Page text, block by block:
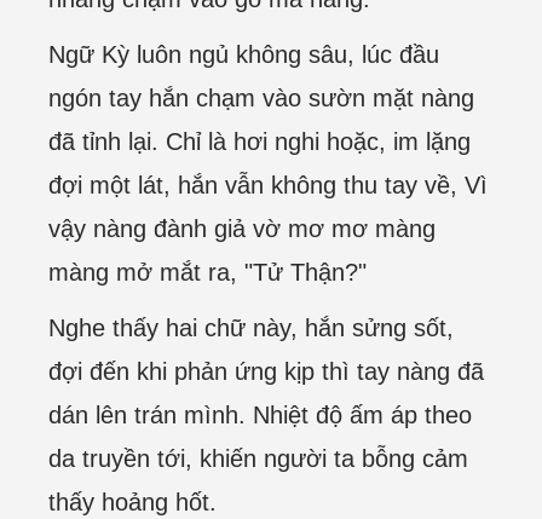
Ngữ Kỳ luôn ngủ không sâu, lúc đầu
ngón tay hắn chạm vào sườn mặt nàng
đã tỉnh lại. Chỉ là hơi nghi hoặc, im lặng
đợi một lát, hắn vẫn không thu tay về, Vì
vậy nàng đành giả vờ mơ mơ màng
màng mở mắt ra, "Tử Thận?"
Nghe thấy hai chữ này, hắn sửng sốt,
đợi đến khi phản ứng kịp thì tay nàng đã
dán lên trán mình. Nhiệt độ ấm áp theo
da truyền tới, khiến người ta bỗng cảm
thấy hoảng hốt.